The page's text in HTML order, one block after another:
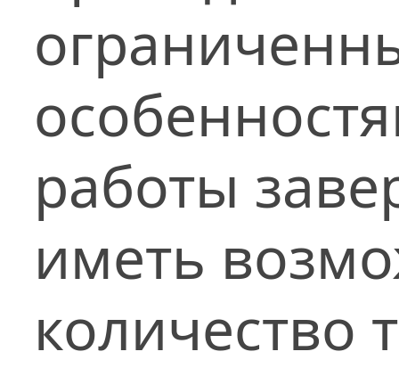
работы
иметь
количество